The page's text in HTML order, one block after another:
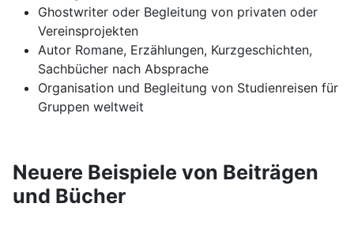
Ghostwriter oder Begleitung von privaten oder
Vereinsprojekten
Autor Romane, Erzählungen, Kurzgeschichten,
Sachbücher nach Absprache
Organisation und Begleitung von Studienreisen für
Gruppen weltweit
Neuere Beispiele von Beiträgen
und Bücher